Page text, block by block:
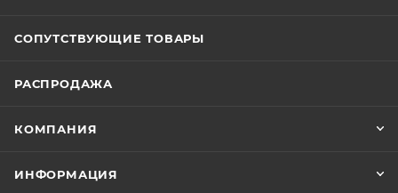
СОПУТСТВУЮЩИЕ ТОВАРЫ
РАСПРОДАЖА
КОМПАНИЯ
ИНФОРМАЦИЯ